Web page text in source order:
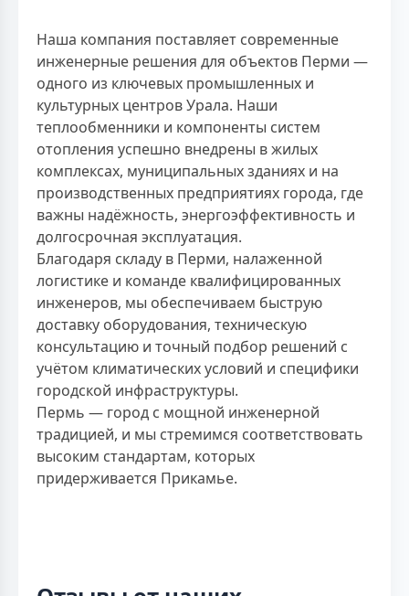
Наша компания поставляет современные
инженерные решения для объектов Перми —
одного из ключевых промышленных и
культурных центров Урала. Наши
теплообменники и компоненты систем
отопления успешно внедрены в жилых
комплексах, муниципальных зданиях и на
производственных предприятиях города, где
важны надёжность, энергоэффективность и
долгосрочная эксплуатация.
Благодаря складу в Перми, налаженной
логистике и команде квалифицированных
инженеров, мы обеспечиваем быструю
доставку оборудования, техническую
консультацию и точный подбор решений с
учётом климатических условий и специфики
городской инфраструктуры.
Пермь — город с мощной инженерной
традицией, и мы стремимся соответствовать
высоким стандартам, которых
придерживается Прикамье.